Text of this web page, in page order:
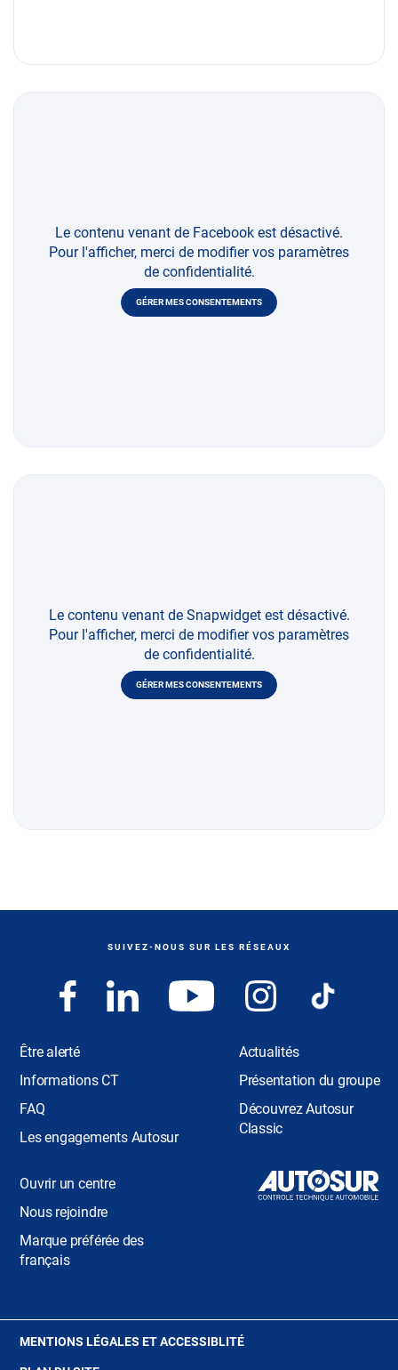
Le contenu venant de Facebook est désactivé.
Pour l'afficher, merci de modifier vos paramètres
de confidentialité.
GÉRER MES CONSENTEMENTS
Le contenu venant de Snapwidget est désactivé.
Pour l'afficher, merci de modifier vos paramètres
de confidentialité.
GÉRER MES CONSENTEMENTS
SUIVEZ-NOUS SUR LES RÉSEAUX
Être alerté
Informations CT
FAQ
Les engagements Autosur
Actualités
Présentation du groupe
Découvrez Autosur
Classic
Ouvrir un centre
Nous rejoindre
Marque préférée des
français
MENTIONS LÉGALES ET ACCESSIBLITÉ(OUVRE